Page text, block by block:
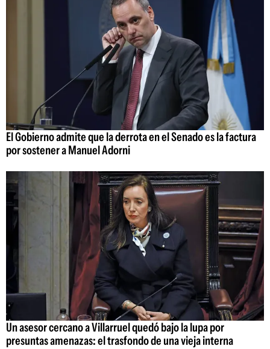
El Gobierno admite que la derrota en el Senado es la factura
por sostener a Manuel Adorni
Un asesor cercano a Villarruel quedó bajo la lupa por
presuntas amenazas: el trasfondo de una vieja interna